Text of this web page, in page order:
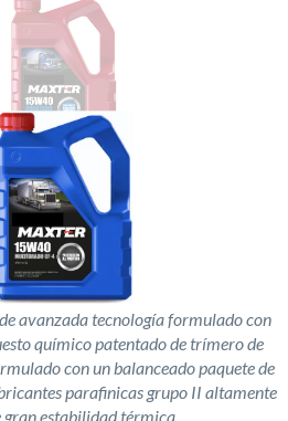
avanzada tecnología formulado con
químico patentado de trímero de
con un balanceado paquete de
parafinicas grupo II altamente
gran estabilidad térmica.